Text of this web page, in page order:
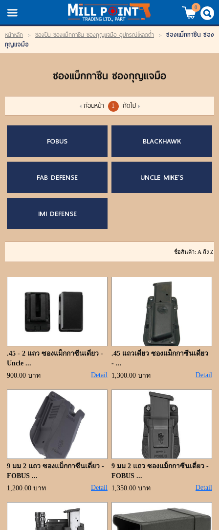
TH/EN
LOGIN REGISTER
My Wishlist
หน้าหลัก
สินค้า
เข้าสู่ระบบ
ขั้นตอนการสั่งซื้อ
แจ้งชำระเงิน
ติดต่อเรา
0
หน้าหลัก > ซองปืน ซองแม็กกาซีน ซองกุญแจมือ อุปกรณ์โหลดต่ำ > ซองแม็กกาซีน ซอง
กุญแจมือ
ซองแม็กกาซีน ซองกุญแจมือ
ก่อนหน้า 1 ถัดไป
FOBUS BLACKHAWK
FAB DEFENSE UNCLE MIKE'S
IMI DEFENSE
.45 - 2 แถว ซองแม็กกาซีนเดี่ยว -
Uncle ...
900.00 บาท
Detail
.45 แถวเดี่ยว ซองแม็กกาซีนเดี่ยว
- ...
1,300.00 บาท
Detail
9 มม 2 แถว ซองแม็กกาซีนเดี่ยว -
FOBUS ...
1,200.00 บาท
Detail
9 มม 2 แถว ซองแม็กกาซีนเดี่ยว -
FOBUS ...
1,350.00 บาท
Detail